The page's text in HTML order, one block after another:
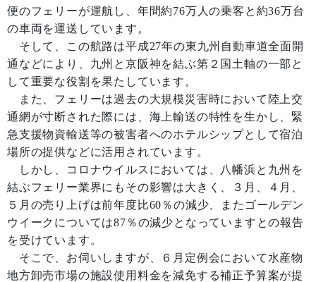
便のフェリーが運航し、年間約76万人の乗客と約36万台
の車両を運送しています。
そして、この航路は平成27年の東九州自動車道全面開
通などにより、九州と京阪神を結ぶ第２国土軸の一部と
して重要な役割を果たしています。
また、フェリーは過去の大規模災害時において陸上交
通網が寸断された際には、海上輸送の特性を生かし、緊
急支援物資輸送等の被害者へのホテルシップとして宿泊
場所の提供などに活用されています。
しかし、コロナウイルスにおいては、八幡浜と九州を
結ぶフェリー業界にもその影響は大きく、３月、４月、
５月の売り上げは前年度比60％の減少、またゴールデン
ウイークについては87％の減少となっていますとの報告
を受けています。
そこで、お伺いしますが、６月定例会において水産物
地方卸売市場の施設使用料金を減免する補正予算案が提